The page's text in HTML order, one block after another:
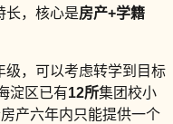
长，核心是房产+学籍
级，可以考虑转学到目标
淀区已有12所集团校小
产六年内只能提供一个